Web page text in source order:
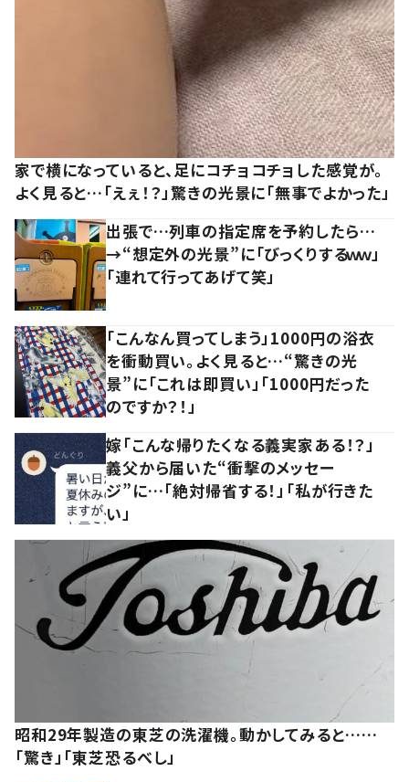
家で横になっていると、足にコチョコチョした感覚が。
よく見ると…「えぇ！？」驚きの光景に「無事でよかった」
出張で…列車の指定席を予約したら…
→“想定外の光景”に「びっくりするｗｗ」
「連れて行ってあげて笑」
「こんなん買ってしまう」1000円の浴衣
を衝動買い。よく見ると…“驚きの光
景”に「これは即買い」「1000円だった
のですか？！」
嫁「こんな帰りたくなる義実家ある！？」
義父から届いた“衝撃のメッセー
ジ”に…「絶対帰省する！」「私が行きた
い」
昭和29年製造の東芝の洗濯機。動かしてみると……
「驚き」「東芝恐るべし」